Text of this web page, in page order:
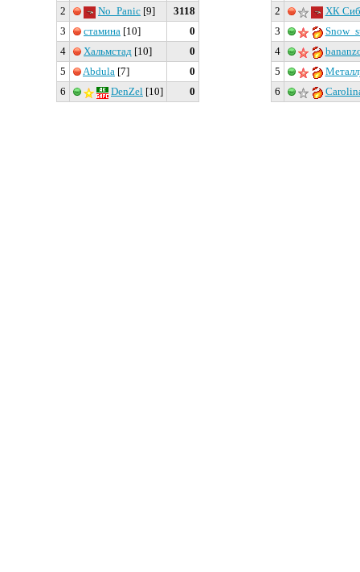
2 No_Panic [9]
3118
3
стамина [10]
0
4
Хальмстад [10]
0
5
Abdula [7]
0
6
DenZel [10] 0
2
ХК
3
4
5
6